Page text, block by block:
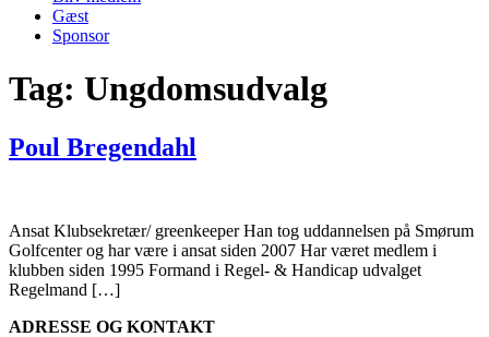
Gæst
Sponsor
Tag: Ungdomsudvalg
Poul Bregendahl
Ansat Klubsekretær/ greenkeeper Han tog uddannelsen på Smørum
Golfcenter og har være i ansat siden 2007 Har været medlem i
klubben siden 1995 Formand i Regel- & Handicap udvalget
Regelmand […]
ADRESSE OG KONTAKT